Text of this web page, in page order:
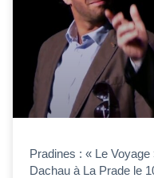
Pradines : « Le Voyage
Dachau à La Prade le